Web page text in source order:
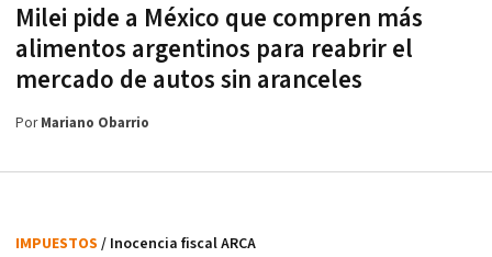
Milei pide a México que compren más
alimentos argentinos para reabrir el
mercado de autos sin aranceles
PorMariano Obarrio
IMPUESTOS / Inocencia fiscal ARCA